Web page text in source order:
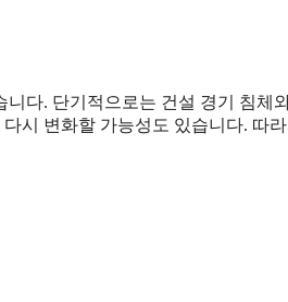
다. 단기적으로는 건설 경기 침체
시 변화할 가능성도 있습니다. 따